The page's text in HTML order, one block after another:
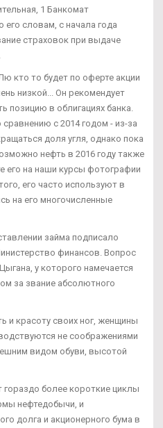
1 Банкомат
словам, с начала года
страховок при выдаче
кто то будет по оферте акции
низкой... Он рекомендует
позицию в облигациях банка.
с 2014 годом - из-за
доля угля, однако пока
нефть в 2016 году также
его на наши курсы фотографии
его часто используют в
на его многочисленные
займа подписало
финансов. Вопрос
у которого намечается
за звание абсолютного
и красоту своих ног, женщины
не соображениями
видом обуви, высотой
более короткие циклы
нефтедобычи, и
долга и акционерного бума в